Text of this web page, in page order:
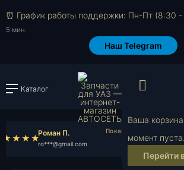
⏰ График работы поддержки: Пн-Пт (8:30 -
5 мин.
Наш Telegram
Каталог Войти или
Ваша
момент пуста.
Перейти
Роман П.
ro***@gmail.com